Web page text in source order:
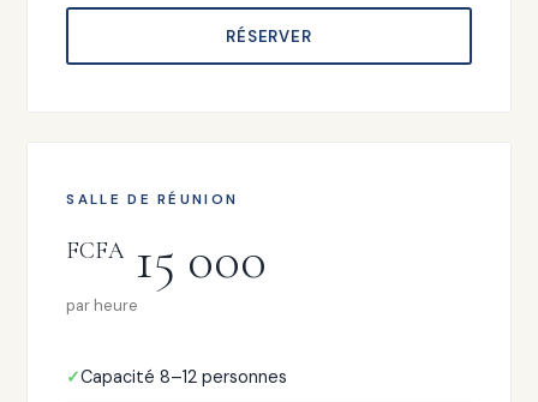
RÉSERVER
SALLE DE RÉUNION
FCFA15 000
par heure
Capacité 8–12 personnes